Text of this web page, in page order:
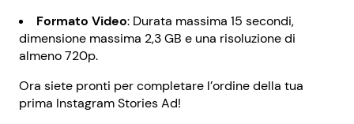
Formato Video: Durata massima 15 secondi,
dimensione massima 2,3 GB e una risoluzione di
almeno 720p.
Ora siete pronti per completare l’ordine della tua
prima Instagram Stories Ad!